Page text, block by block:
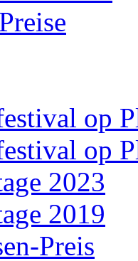
op
op
2023
2019
Preis